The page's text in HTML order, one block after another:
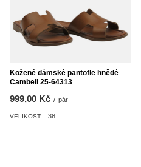
Kožené dámské pantofle hnědé
Cambell 25-64313
999,00 Kč / pár
VELIKOST: 38